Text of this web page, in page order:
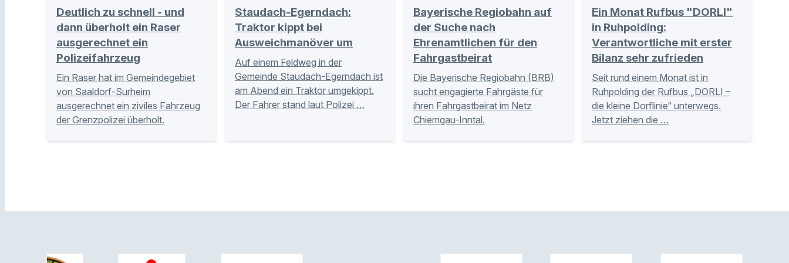
Deutlich zu schnell - und
dann überholt ein Raser
ausgerechnet ein
Polizeifahrzeug
Ein Raser hat im Gemeindegebiet
von Saaldorf-Surheim
ausgerechnet ein ziviles Fahrzeug
der Grenzpolizei überholt.
Staudach-Egerndach:
Traktor kippt bei
Ausweichmanöver um
Auf einem Feldweg in der
Gemeinde Staudach-Egerndach ist
am Abend ein Traktor umgekippt.
Der Fahrer stand laut Polizei …
Bayerische Regiobahn auf
der Suche nach
Ehrenamtlichen für den
Fahrgastbeirat
Die Bayerische Regiobahn (BRB)
sucht engagierte Fahrgäste für
ihren Fahrgastbeirat im Netz
Chiemgau-Inntal.
Ein Monat Rufbus "DORLI"
in Ruhpolding:
Verantwortliche mit erster
Bilanz sehr zufrieden
Seit rund einem Monat ist in
Ruhpolding der Rufbus „DORLI –
die kleine Dorflinie“ unterwegs.
Jetzt ziehen die …